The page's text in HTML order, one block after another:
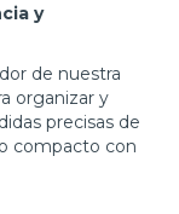
y
de nuestra
organizar y
precisas de
compacto con